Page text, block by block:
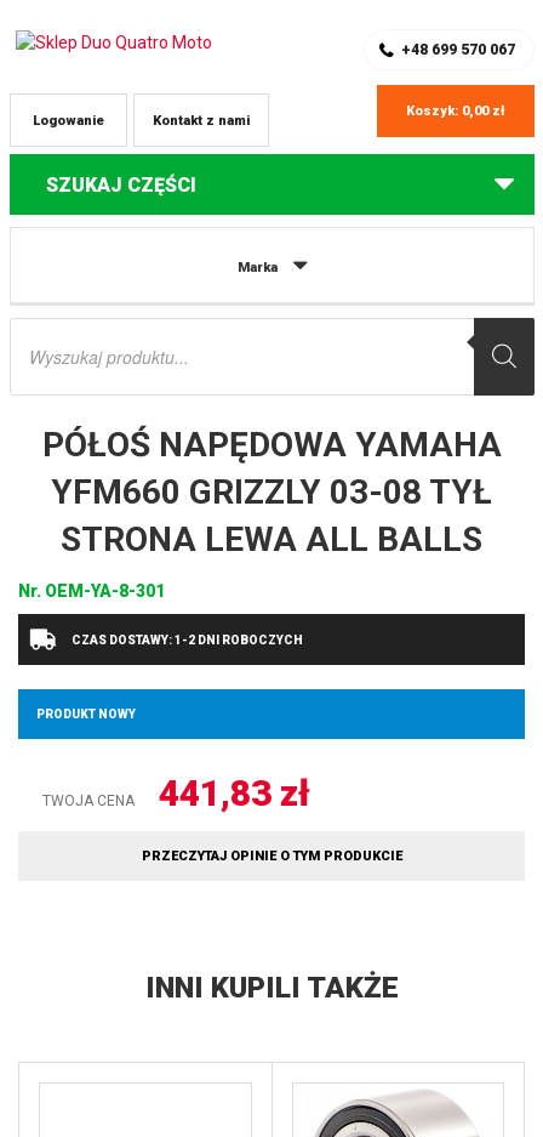
+48 699 570 067
Kontakt z nami
Logowanie
Koszyk: 0,00 zł
SZUKAJ CZĘŚCI
Marka
Wyszukiwarka
Części do quadów Yamaha
PÓŁOŚ NAPĘDOWA YAMAHA
YFM660 GRIZZLY 03-08 TYŁ
STRONA LEWA ALL BALLS
Nr. OEM-YA-8-301
CZAS DOSTAWY: 1-2 DNI ROBOCZYCH
PRODUKT NOWY
TWOJA CENA 441,83 zł
PRZECZYTAJ OPINIE O TYM PRODUKCIE
INNI KUPILI TAKŻE